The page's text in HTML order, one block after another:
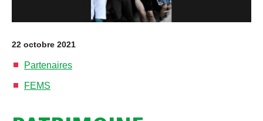
22 octobre 2021
Partenaires
FEMS